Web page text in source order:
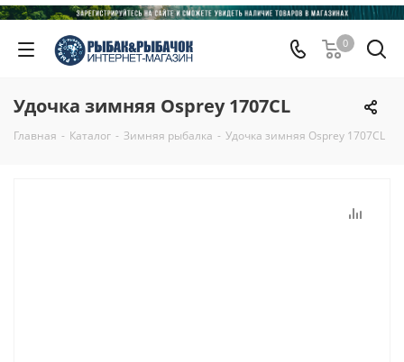
0
Удочка зимняя Osprey 1707CL
Главная - Каталог - Зимняя рыбалка - Удочка зимняя Osprey 1707CL